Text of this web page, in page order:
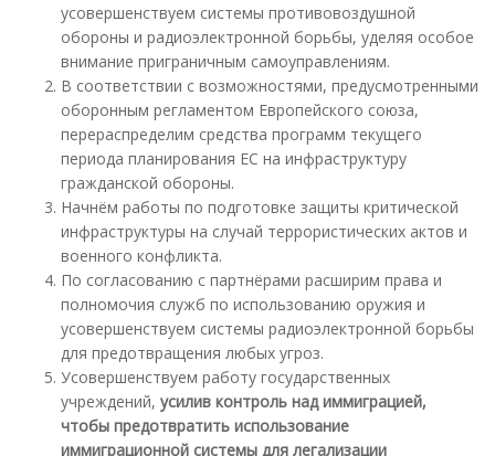
усовершенствуем системы противовоздушной
обороны и радиоэлектронной борьбы, уделяя особое
внимание приграничным самоуправлениям.
В соответствии с возможностями, предусмотренными
оборонным регламентом Европейского союза,
перераспределим средства программ текущего
периода планирования ЕС на инфраструктуру
гражданской обороны.
Начнём работы по подготовке защиты критической
инфраструктуры на случай террористических актов и
военного конфликта.
По согласованию с партнёрами расширим права и
полномочия служб по использованию оружия и
усовершенствуем системы радиоэлектронной борьбы
для предотвращения любых угроз.
Усовершенствуем работу государственных
учреждений, усилив контроль над иммиграцией,
чтобы предотвратить использование
иммиграционной системы для легализации